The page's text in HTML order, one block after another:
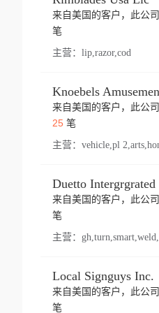
来自美国的客户，此公
笔
主营： lip,razor,cod
来自美国的客户，此公
25笔
主营：
来自美国的客户，此公
笔
主营：
Local Signguys Inc.
来自美国的客户，此公
笔